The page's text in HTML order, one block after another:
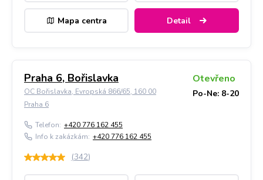
Mapa centra Detail
Praha 6, Bořislavka
OC Bořislavka, Evropská 866/65, 160 00
Praha 6
Otevřeno
Po-Ne: 8-20
Telefon: +420 776 162 455
Info k zakázkám: +420 776 162 455
(342)